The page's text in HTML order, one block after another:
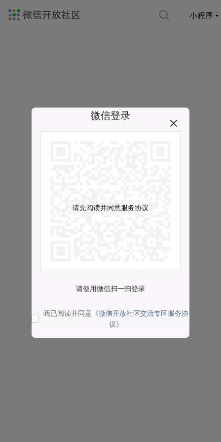
小程序
微信登录
请先阅读并同意服务协议
请使用微信扫一扫登录
我已阅读并同意 《微信开放社区交流专区服务协
议》